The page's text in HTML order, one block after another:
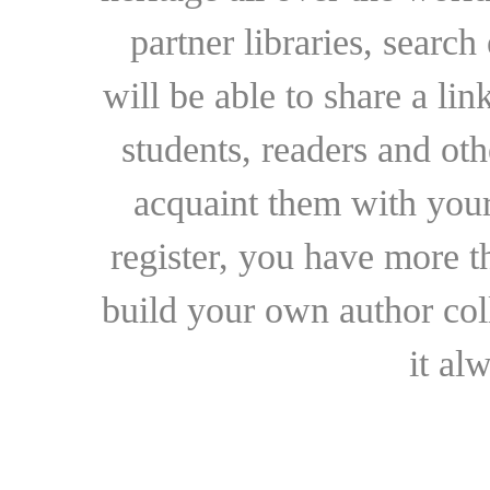
partner libraries,
will be able to share a
students, readers and
acquaint them with
register, you have more
build your own author
it